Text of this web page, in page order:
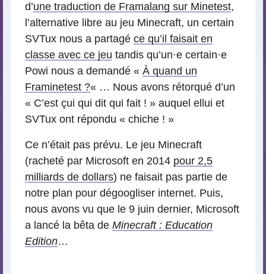
d’une traduction de Framalang sur Minetest,
l’alternative libre au jeu Minecraft, un certain
SVTux nous a partagé ce qu’il faisait en
classe avec ce jeu tandis qu’un·e certain·e
Powi nous a demandé « À quand un
Framinetest ?« … Nous avons rétorqué d’un
« C’est çui qui dit qui fait ! » auquel ellui et
SVTux ont répondu « chiche ! »
Ce n’était pas prévu. Le jeu Minecraft
(racheté par Microsoft en 2014 pour 2,5
milliards de dollars) ne faisait pas partie de
notre plan pour dégoogliser internet. Puis,
nous avons vu que le 9 juin dernier, Microsoft
a lancé la bêta de Minecraft : Education
Edition…